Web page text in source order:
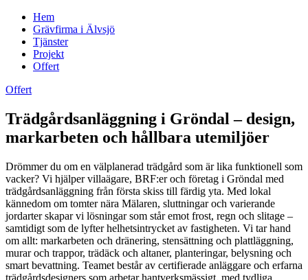
Hem
Grävfirma i Älvsjö
Tjänster
Projekt
Offert
Offert
Trädgårdsanläggning i Gröndal – design,
markarbeten och hållbara utemiljöer
Drömmer du om en välplanerad trädgård som är lika funktionell som
vacker? Vi hjälper villaägare, BRF:er och företag i Gröndal med
trädgårdsanläggning från första skiss till färdig yta. Med lokal
kännedom om tomter nära Mälaren, sluttningar och varierande
jordarter skapar vi lösningar som står emot frost, regn och slitage –
samtidigt som de lyfter helhetsintrycket av fastigheten. Vi tar hand
om allt: markarbeten och dränering, stensättning och plattläggning,
murar och trappor, trädäck och altaner, planteringar, belysning och
smart bevattning. Teamet består av certifierade anläggare och erfarna
trädgårdsdesigners som arbetar hantverksmässigt, med tydliga